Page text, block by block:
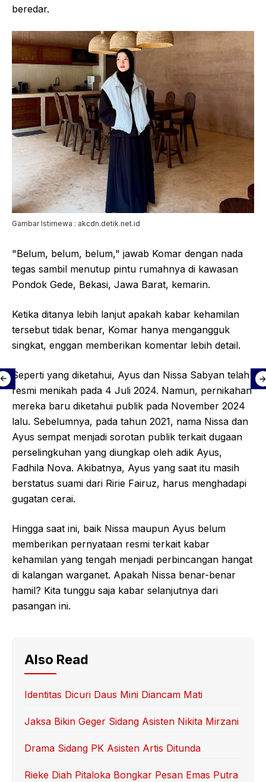
beredar.
Gambar Istimewa : akcdn.detik.net.id
"Belum, belum, belum," jawab Komar dengan nada
tegas sambil menutup pintu rumahnya di kawasan
Pondok Gede, Bekasi, Jawa Barat, kemarin.
Ketika ditanya lebih lanjut apakah kabar kehamilan
tersebut tidak benar, Komar hanya mengangguk
singkat, enggan memberikan komentar lebih detail.
Seperti yang diketahui, Ayus dan Nissa Sabyan telah
resmi menikah pada 4 Juli 2024. Namun, pernikahan
mereka baru diketahui publik pada November 2024
lalu. Sebelumnya, pada tahun 2021, nama Nissa dan
Ayus sempat menjadi sorotan publik terkait dugaan
perselingkuhan yang diungkap oleh adik Ayus,
Fadhila Nova. Akibatnya, Ayus yang saat itu masih
berstatus suami dari Ririe Fairuz, harus menghadapi
gugatan cerai.
Hingga saat ini, baik Nissa maupun Ayus belum
memberikan pernyataan resmi terkait kabar
kehamilan yang tengah menjadi perbincangan hangat
di kalangan warganet. Apakah Nissa benar-benar
hamil? Kita tunggu saja kabar selanjutnya dari
pasangan ini.
Also Read
Identitas Dicuri Daus Mini Diancam Mati
Jaksa Bikin Geger Sidang Asisten Nikita Mirzani
Drama Sidang PK Asisten Artis Ditunda
Rieke Diah Pitaloka Bongkar Pesan Emas Putra